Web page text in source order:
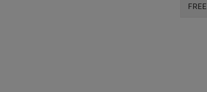
FREE